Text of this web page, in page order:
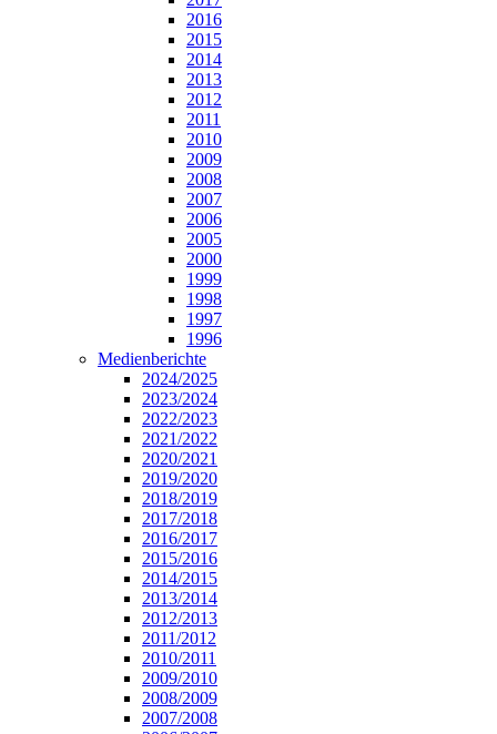
2016
2015
2014
2013
2012
2011
2010
2009
2008
2007
2006
2005
2000
1999
1998
1997
1996
Medienberichte
2024/2025
2023/2024
2022/2023
2021/2022
2020/2021
2019/2020
2018/2019
2017/2018
2016/2017
2015/2016
2014/2015
2013/2014
2012/2013
2011/2012
2010/2011
2009/2010
2008/2009
2007/2008